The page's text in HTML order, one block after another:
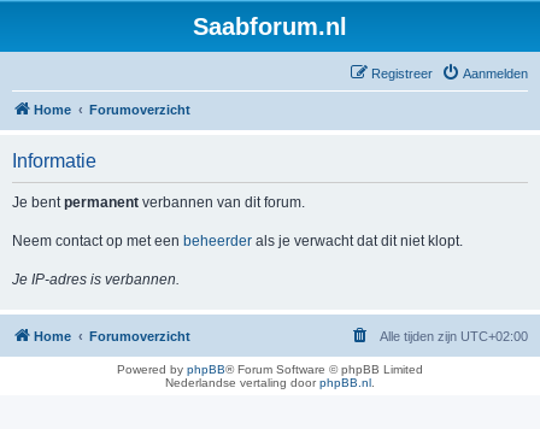
Saabforum.nl
Aanmelden
Registreer
Home Forumoverzicht
Informatie
Je bentpermanent verbannen van dit forum.
Neem contact op met een beheerder als je verwacht dat dit niet klopt.
Je IP-adres is verbannen.
Home Forumoverzicht Alle tijden zijn UTC+02:00
Powered by phpBB® Forum Software © phpBB Limited
Nederlandse vertaling doorphpBB.nl